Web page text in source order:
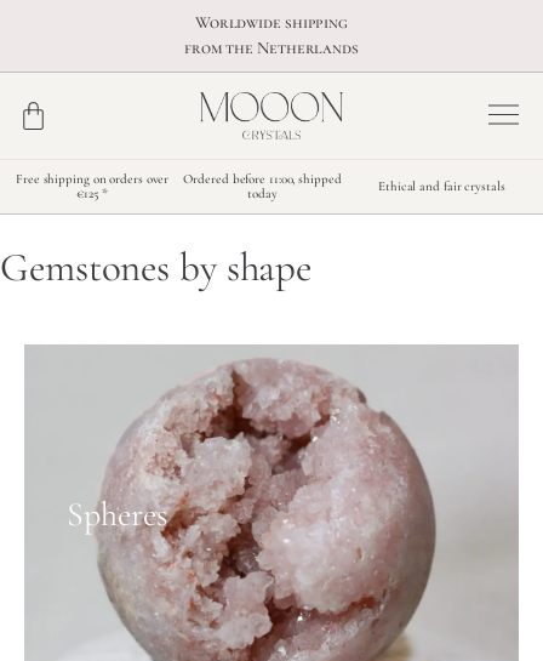
Worldwide shipping
from the Netherlands
Free shipping on orders over
€125 *
Ordered before 11:00, shipped
today
Ethical and fair crystals
Gemstones by shape
Spheres